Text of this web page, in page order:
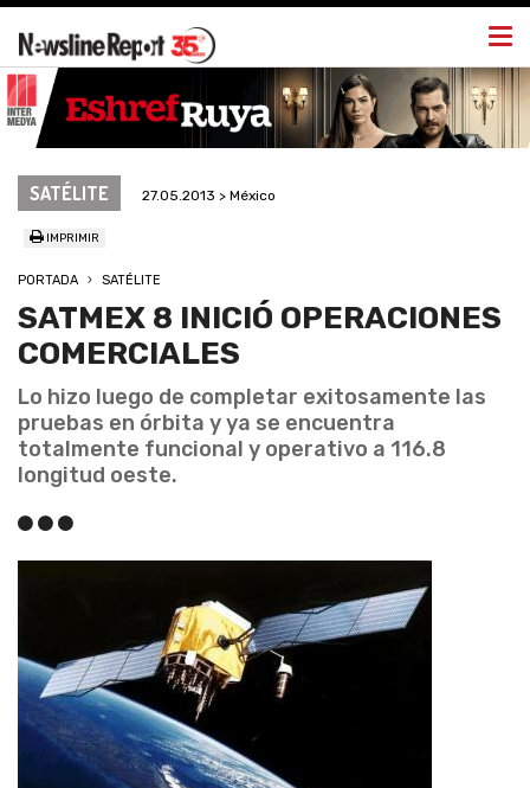
SATÉLITE 27.05.2013 > México
IMPRIMIR
PORTADA SATÉLITE
SATMEX 8 INICIÓ OPERACIONES
COMERCIALES
Lo hizo luego de completar exitosamente las
pruebas en órbita y ya se encuentra
totalmente funcional y operativo a 116.8
longitud oeste.